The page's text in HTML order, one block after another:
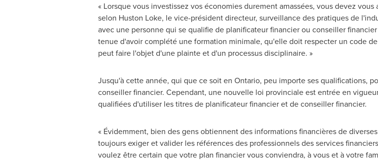
« Lorsque vous investissez vos économies durement amassées, vous devez
selon Huston Loke, le vice-président directeur, surveillance des pratiques de
avec une personne qui se qualifie de planificateur financier ou conseiller
tenue d'avoir complété une formation minimale, qu'elle doit respecter un code
peut faire l'objet d'une plainte et d'un processus disciplinaire. »
Jusqu'à cette année, qui que ce soit en Ontario, peu importe ses qualifications,
conseiller financier. Cependant, une nouvelle loi provinciale est entrée en
qualifiées d'utiliser les titres de planificateur financier et de conseiller financier.
« Évidemment, bien des gens obtiennent des informations financières de
toujours exiger et valider les références des professionnels des services
voulez être certain que votre plan financier vous conviendra, à vous et à votre